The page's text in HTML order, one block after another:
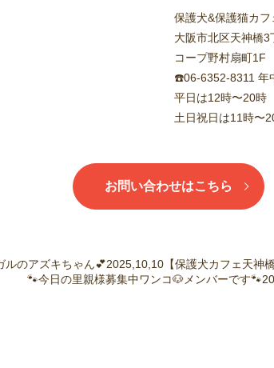
保護犬&保護猫カ
大阪市北区天神橋3
コープ野村扇町1F
☎️06-6352-8311 年
平日は12時〜20時
土日祝日は11時〜
お問い合わせはこちら
のアズキちゃん💕2025,10,10【保護犬カフェ天神橋
🐾今日の里親様募集中ワンコ🐶メンバーです